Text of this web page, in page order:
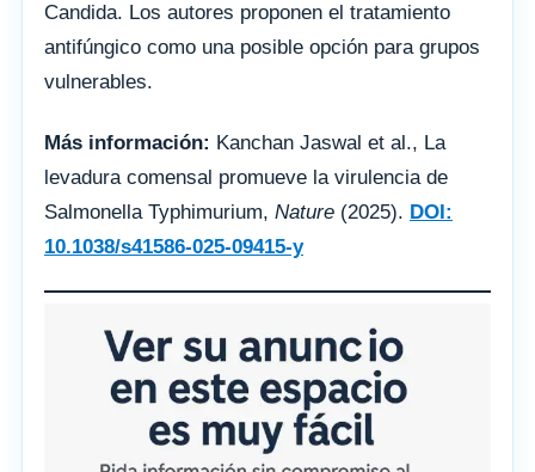
Candida. Los autores proponen el tratamiento
antifúngico como una posible opción para grupos
vulnerables.
Más información: Kanchan Jaswal et al., La
levadura comensal promueve la virulencia de
Salmonella Typhimurium, Nature (2025). DOI:
10.1038/s41586-025-09415-y